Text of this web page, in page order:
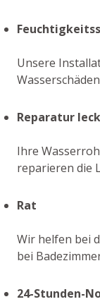
Unsere
Reparatur
Ihre
reparieren die
Rat
Wir helfen bei
bei
24-Stunden-